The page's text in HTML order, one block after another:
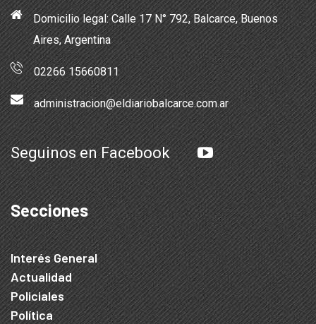
Domicilio legal: Calle 17 N° 792, Balcarce, Buenos
Aires, Argentina
02266 15660811
administracion@eldiariobalcarce.com.ar
Seguinos en Facebook
Secciones
Interés General
Actualidad
Policiales
Política